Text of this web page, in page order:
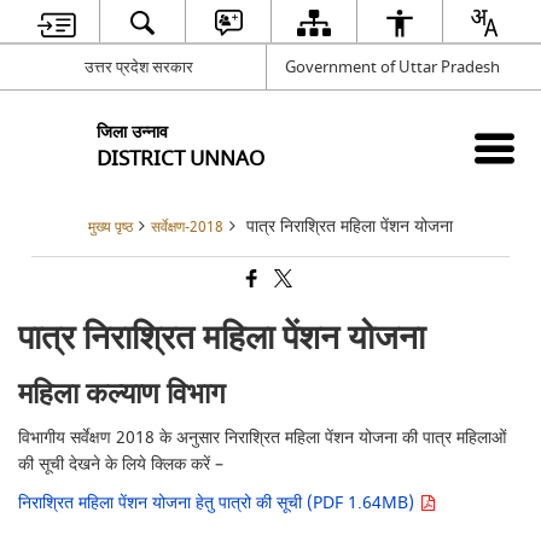
उत्तर प्रदेश सरकार Government of Uttar Pradesh
जिला उन्नाव
DISTRICT UNNAO
मुख्य पृष्ठ सर्वेक्षण-2018 पात्र निराश्रित महिला पेंशन योजना
पात्र निराश्रित महिला पेंशन योजना
महिला कल्याण विभाग
विभागीय सर्वेक्षण 2018 के अनुसार निराश्रित महिला पेंशन योजना की पात्र महिलाओं
की सूची देखने के लिये क्लिक करें –
निराश्रित महिला पेंशन योजना हेतु पात्रो की सूची (PDF 1.64MB)